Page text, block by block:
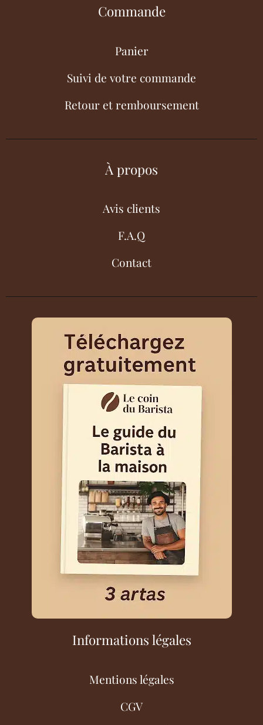
Commande
Panier
Suivi de votre commande
Retour et remboursement
À propos
Avis clients
F.A.Q
Contact
Informations légales
Mentions légales
CGV